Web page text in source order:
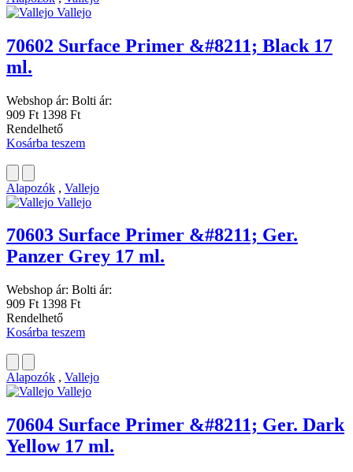
Vallejo
70602 Surface Primer &#8211; Black 17
ml.
Webshop ár: Bolti ár:
909 Ft 1398 Ft
Rendelhető
Kosárba teszem
Alapozók , Vallejo
Vallejo
70603 Surface Primer &#8211; Ger.
Panzer Grey 17 ml.
Webshop ár: Bolti ár:
909 Ft 1398 Ft
Rendelhető
Kosárba teszem
Alapozók , Vallejo
Vallejo
70604 Surface Primer &#8211; Ger. Dark
Yellow 17 ml.